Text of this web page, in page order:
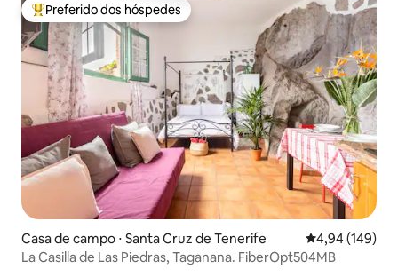
Entre os melhores preferidos dos hóspedes
Preferido dos hóspedes
Casa de campo ⋅ Santa Cruz de Tenerife 4,94 de uma
4,94 (149)
La Casilla de Las Piedras, Taganana. FiberOpt504MB